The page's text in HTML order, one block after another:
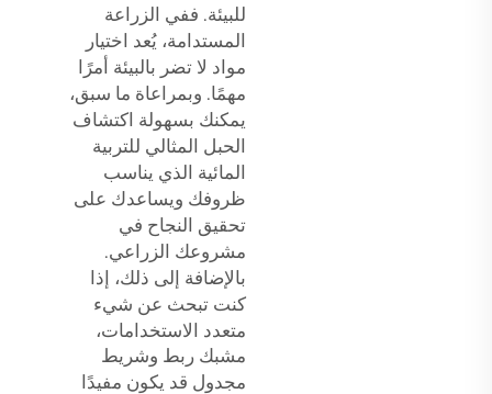
للبيئة. ففي الزراعة
المستدامة، يُعد اختيار
مواد لا تضر بالبيئة أمرًا
مهمًا. وبمراعاة ما سبق،
يمكنك بسهولة اكتشاف
الحبل المثالي للتربية
المائية الذي يناسب
ظروفك ويساعدك على
تحقيق النجاح في
مشروعك الزراعي.
بالإضافة إلى ذلك، إذا
كنت تبحث عن شيء
متعدد الاستخدامات،
مشبك ربط وشريط
مجدول قد يكون مفيدًا